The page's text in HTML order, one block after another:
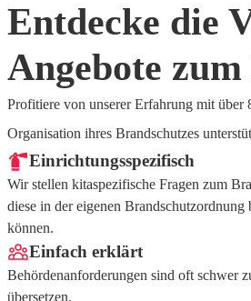
Entdecke die
Angebote
Profitiere von unserer Erfahrung mit
Organisation ihres Brandschutzes
Einrichtungsspezifisch
Wir stellen kitaspezifische Fragen zum
diese in der eigenen Brandschutzordnung
können.
Einfach erklärt
Behördenanforderungen sind oft schwer
übersetzen.